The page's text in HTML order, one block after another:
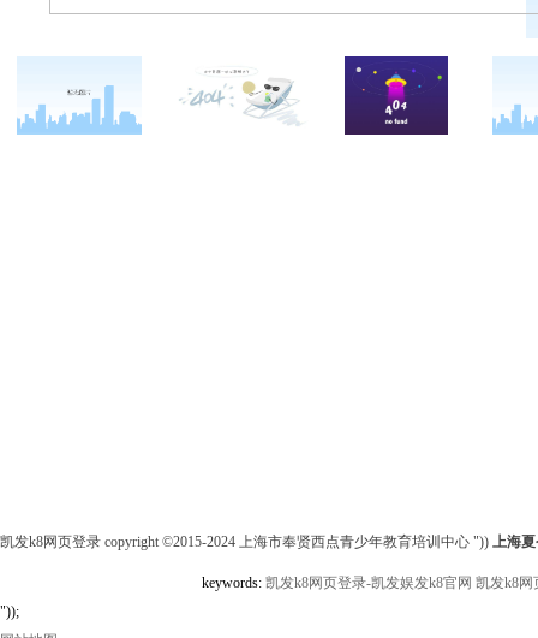
凯发k8网页登录 copyright ©2015-2024 上海市奉贤西点青少年教育培训中心 ")) 上海
keywords: 凯发k8网页登录-凯发娱发k8官网 凯发k8网
"));